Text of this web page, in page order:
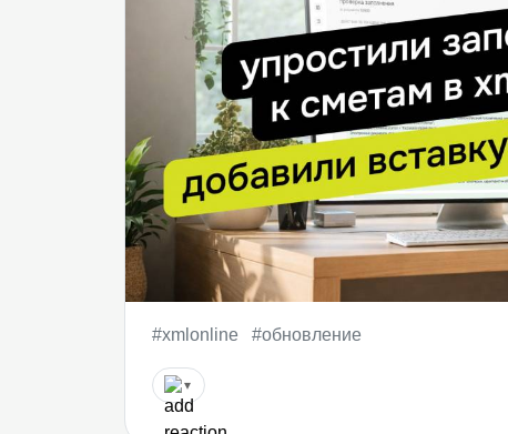
#xmlonline #обновление
▾